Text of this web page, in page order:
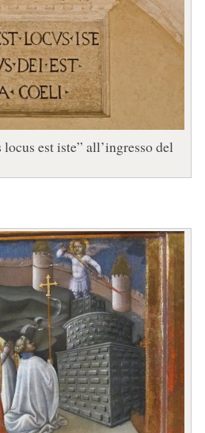
est iste” all’ingresso del